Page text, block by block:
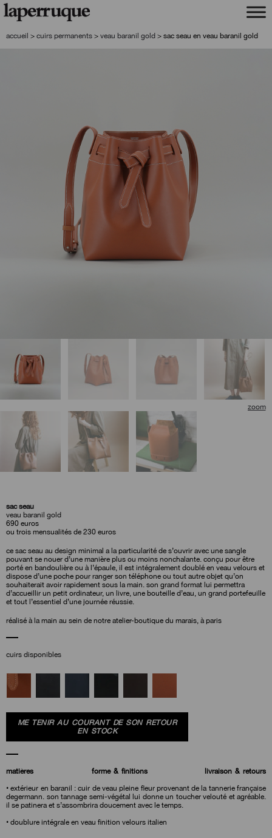
aller
navigation
aller
au
accueil > cuirs permanents > veau baranil gold > sac seau en veau baranil gold
sac seau
veau baranil gold
690 euros
ou trois mensualités de 230 euros
ce sac seau au design minimal a la particularité de s’ouvrir avec une sangle
pouvant se nouer d’une manière plus ou moins nonchalante. conçu pour être
porté en bandoulière ou à l’épaule, il est intégralement doublé en veau velours et
dispose d’une poche pour ranger son téléphone ou tout autre objet qu’on
souhaiterait avoir rapidement sous la main. son grand format lui permettra
d’accueillir un petit ordinateur, un livre, une bouteille d’eau, un grand portefeuille
et tout l’essentiel d’une journée réussie.
réalisé à la main au sein de notre atelier-boutique du marais, à paris
cuirs disponibles
ME TENIR AU COURANT DE SON RETOUR
EN STOCK
matières forme & finitions
livraison & retours
• extérieur en baranil : cuir de veau pleine fleur provenant de la tannerie française
degermann. son tannage semi-végétal lui donne un toucher velouté et agréable.
il se patinera et s’assombrira doucement avec le temps.
• doublure intégrale en veau finition velours italien